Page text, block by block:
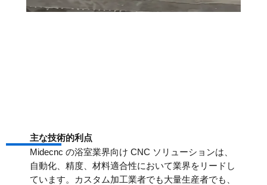
主な技術的利点
Midecnc の浴室業界向け CNC ソリューションは、
自動化、精度、材料適合性において業界をリードし
ています。カスタム加工業者でも大量生産者でも、